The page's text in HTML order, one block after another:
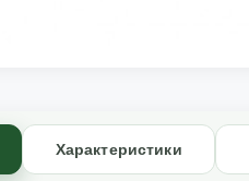
Характеристики